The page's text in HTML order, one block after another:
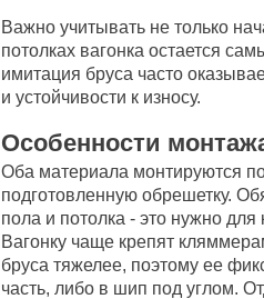
Важно учитывать не только
потолках вагонка остается
имитация бруса часто
и устойчивости к износу.
Особенности
Оба материала монтируются
подготовленную обрешетку.
пола и потолка - это нужно
Вагонку чаще крепят
бруса тяжелее, поэтому ее
часть, либо в шип под углом.